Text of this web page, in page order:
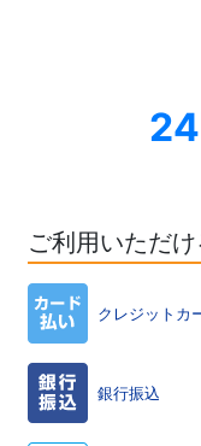
ご利用いただ
クレジットカ
銀行振込